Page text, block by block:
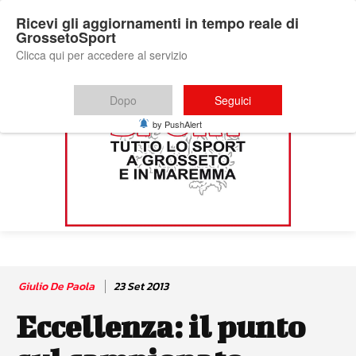
Giulio De Paola 23 Set 2013
Eccellenza: il punto
Ricevi gli aggiornamenti in tempo reale di
GrossetoSport
Clicca qui per accedere al servizio
Dopo Seguici
by PushAlert